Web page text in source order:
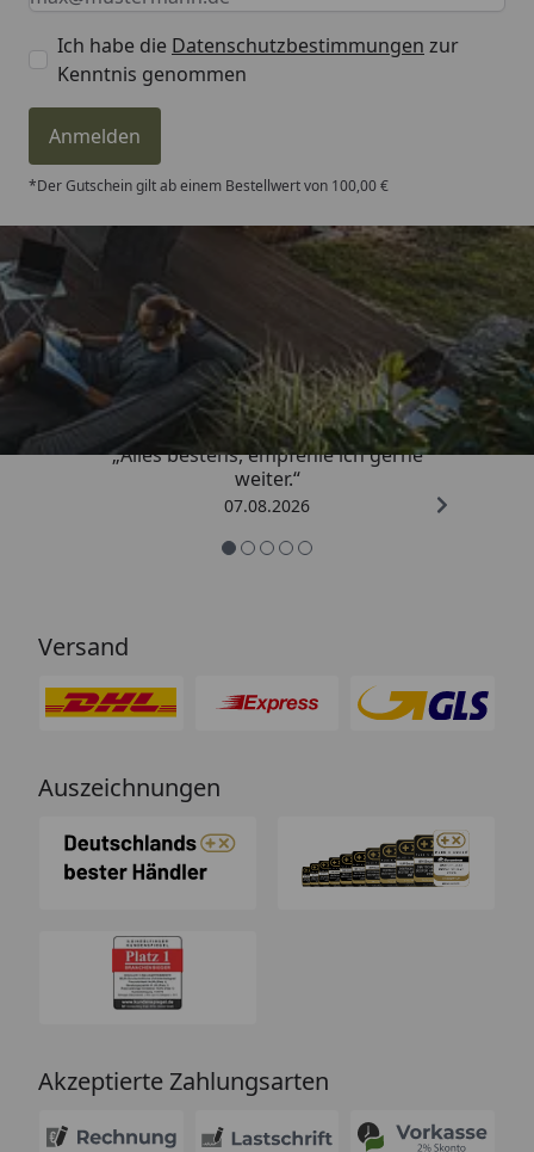
Ich habe die Datenschutzbestimmungen zur
Kenntnis genommen
Anmelden
*Der Gutschein gilt ab einem Bestellwert von 100,00 €
Trusted Shops
4,81/ 5
„Alles bestens, empfehle ich gerne
weiter.“
07.08.2026
Versand
Auszeichnungen
Akzeptierte Zahlungsarten